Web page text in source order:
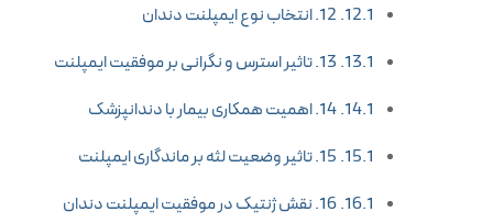
12. انتخاب نوع ایمپلنت دندان
13. تاثیر استرس و نگرانی بر موفقیت ایمپلنت
14. اهمیت همکاری بیمار با دندانپزشک
15. تاثیر وضعیت لثه بر ماندگاری ایمپلنت
16. نقش ژنتیک در موفقیت ایمپلنت دندان